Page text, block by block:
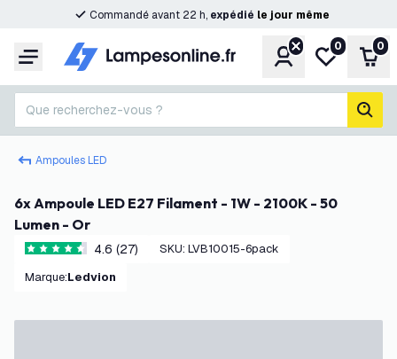
Commandé avant 22 h, expédié le jour même
Menu CompteMa liste de
0 0
Que recherchez-vous ?
Ampoules LED
6x Ampoule LED E27 Filament - 1W - 2100K - 50
Lumen - Or
4.6 étoiles de notation
4.6 (27) SKU: LVB10015-6pack
Marque: Ledvion